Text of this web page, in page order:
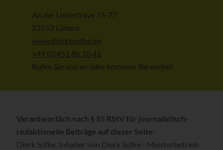
An der Untertrave 75-77
23552 Lübeck
www.dierksuefke.de
+49 (0)451 86 10 41
Rufen Sie uns an oder kommen Sie vorbei!
Verantwortlich nach § 55 RStV für journalistisch-
redaktionelle Beiträge auf dieser Seite:
Dierk Süfke, Inhaber von Dierk Süfke - Meisterbetrieb